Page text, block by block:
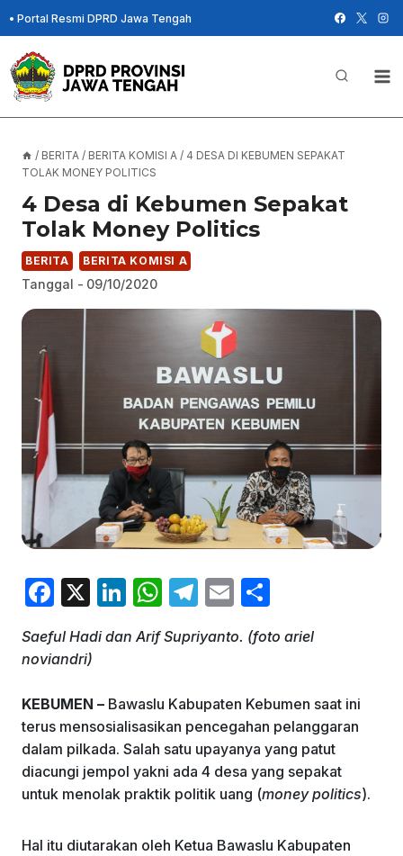
Skip
to
content
• Portal Resmi DPRD Jawa Tengah
/ BERITA / BERITA KOMISI A / 4 DESA DI KEBUMEN SEPAKAT
TOLAK MONEY POLITICS
4 Desa di Kebumen Sepakat
Tolak Money Politics
BERITA BERITA KOMISI A
Tanggal - 09/10/2020
F
c
b
o
o
k
X
Li
k
dI
n
W
at
A
p
p
T
e
a
m
E
m
ai ar
Saeful Hadi dan Arif Supriyanto. (foto ariel
noviandri)
KEBUMEN – Bawaslu Kabupaten Kebumen saat ini
terus mensosialisasikan pencegahan pelanggaran
dalam pilkada. Salah satu upayanya yang patut
diacungi jempol yakni ada 4 desa yang sepakat
untuk menolak praktik politik uang (money politics).
Hal itu diutarakan oleh Ketua Bawaslu Kabupaten